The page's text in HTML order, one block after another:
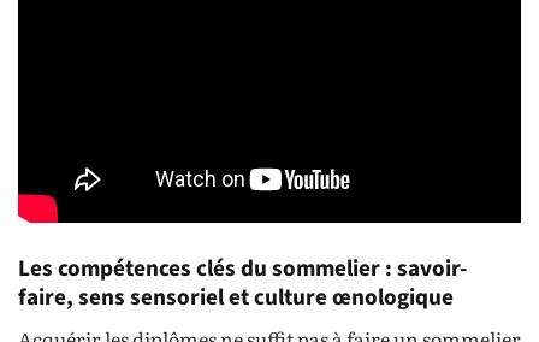
Les compétences clés du sommelier : savoir-
faire, sens sensoriel et culture œnologique